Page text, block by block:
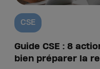
CSE
Guide CSE : 8
bien préparer la